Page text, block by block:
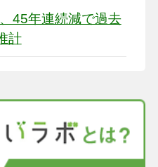
45年連続減で過去
計